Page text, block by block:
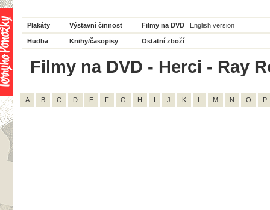
Plakáty Výstavní činnost Filmy na DVD English version
Hudba Knihy/časopisy Ostatní zboží
Filmy na DVD - Herci - Ray
A B C D E F G H I J K L M N O P